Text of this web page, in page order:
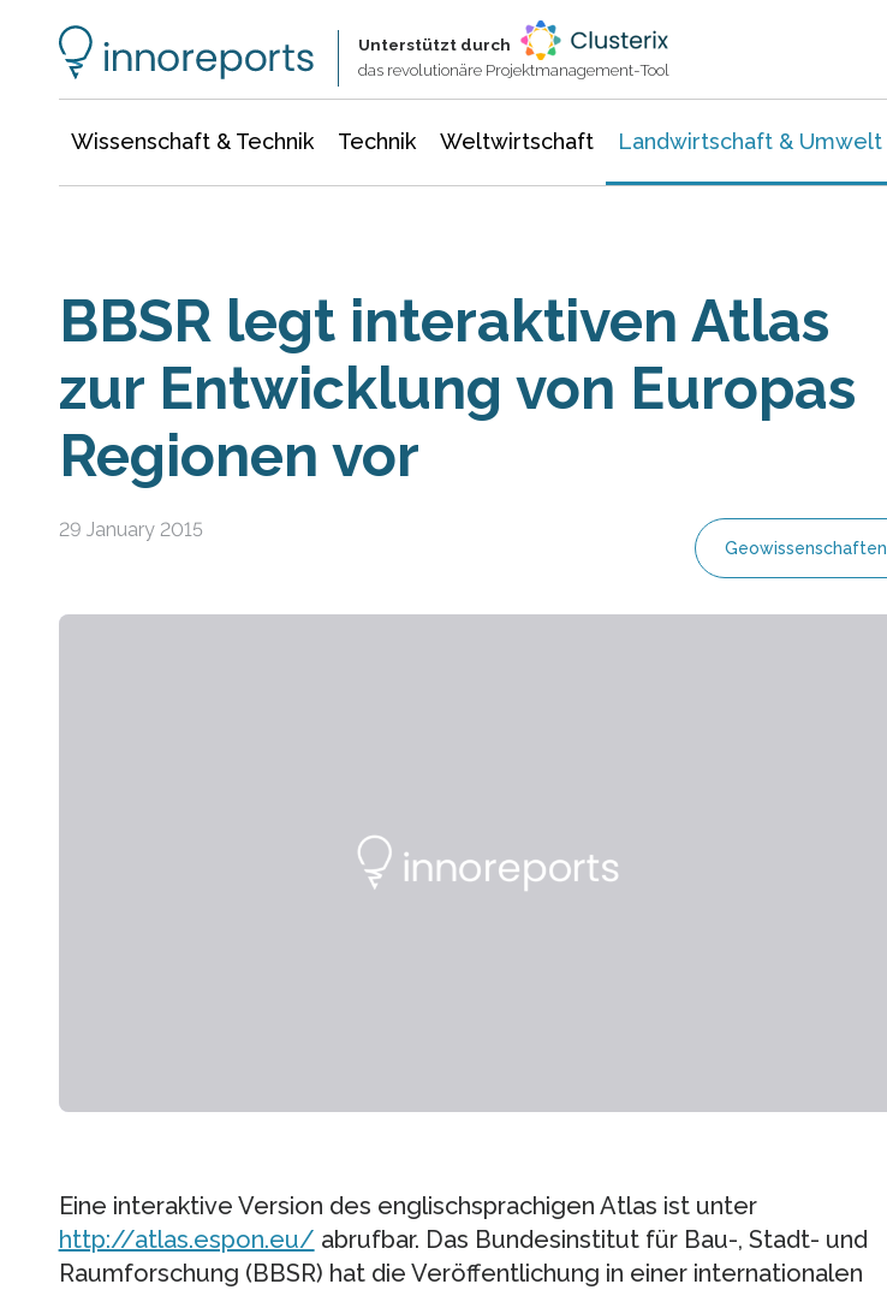
Unterstützt durch
das revolutionäre Projektmanagement-Tool
Wissenschaft & Technik Technik Weltwirtschaft Landwirtschaft & Umwelt
BBSR legt interaktiven Atlas
zur Entwicklung von Europas
Regionen vor
29 January 2015
Geowissenschaften
Eine interaktive Version des englischsprachigen Atlas ist unter
http://atlas.espon.eu/ abrufbar. Das Bundesinstitut für Bau-, Stadt- und
Raumforschung (BBSR) hat die Veröffentlichung in einer internationalen